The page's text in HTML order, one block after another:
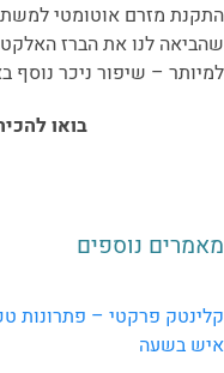
התקנת מזרם אוטומטי
שהביאה לנו את הברז
למיותר – שיפור ניכר נוסף
בואו
מאמרים נוספים
איש בשעה